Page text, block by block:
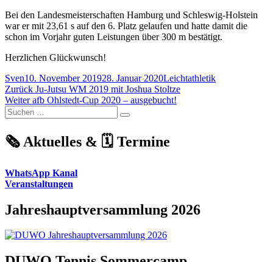
Bei den Landesmeisterschaften Hamburg und Schleswig-Holstein
war er mit 23,61 s auf den 6. Platz gelaufen und hatte damit die
schon im Vorjahr guten Leistungen über 300 m bestätigt.
Herzlichen Glückwunsch!
Autor
SvenVeröffentlicht
am
10. November 201928. Januar 2020Kategorien
Leichtathletik
Beitragsnavigation
Zurück Vorheriger
Beitrag:
Ju-Jutsu WM 2019 mit Joshua Stoltze
Weiter Nächster
Beitrag:
afb Ohlstedt-Cup 2020 – ausgebucht!
Suchen
nach:
Suchen
🗞️ Aktuelles & 🗓️ Termine
WhatsApp Kanal
Veranstaltungen
Jahreshauptversammlung 2026